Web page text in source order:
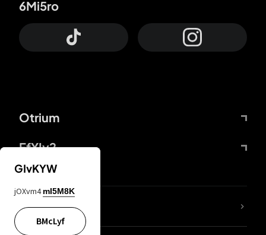
Otrium
FfYIy2
6Mi5ro
65A04M
GIvKYW
jOXvm4 mI5M8K
BMcLyf